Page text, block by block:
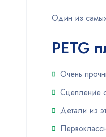
Один из
PETG
Очень
Сцепление
Детали из